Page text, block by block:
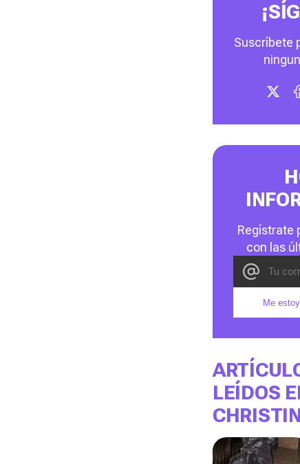
Suscríbete
Regístrate
con las
Me
LEÍDOS